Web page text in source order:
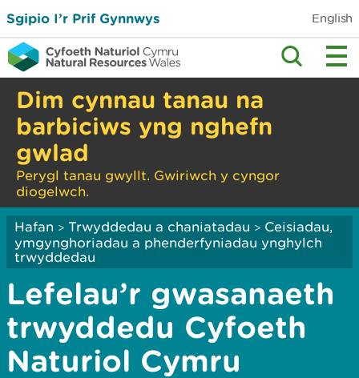
Sgipio I’r Prif Gynnwys English
Dim cynnau tanau na
barbiciws yng nghefn
gwlad
Perygl tanau gwyllt. Gwiriwch y cyngor
diogelwch.
Hafan > Trwyddedau a chaniatadau > Ceisiadau,
ymgynghoriadau a phenderfyniadau ynghylch
trwyddedau
Lefelau’r gwasanaeth
trwyddedu Cyfoeth
Naturiol Cymru